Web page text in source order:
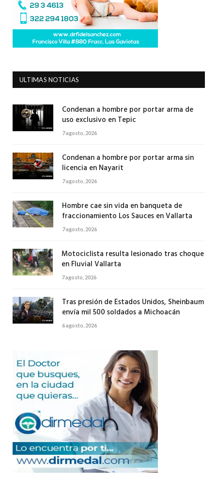
ULTIMAS NOTICIAS
Condenan a hombre por portar arma de
uso exclusivo en Tepic
7 agosto, 2026
Condenan a hombre por portar arma sin
licencia en Nayarit
7 agosto, 2026
Hombre cae sin vida en banqueta de
fraccionamiento Los Sauces en Vallarta
7 agosto, 2026
Motociclista resulta lesionado tras choque
en Fluvial Vallarta
7 agosto, 2026
Tras presión de Estados Unidos, Sheinbaum
envía mil 500 soldados a Michoacán
6 agosto, 2026